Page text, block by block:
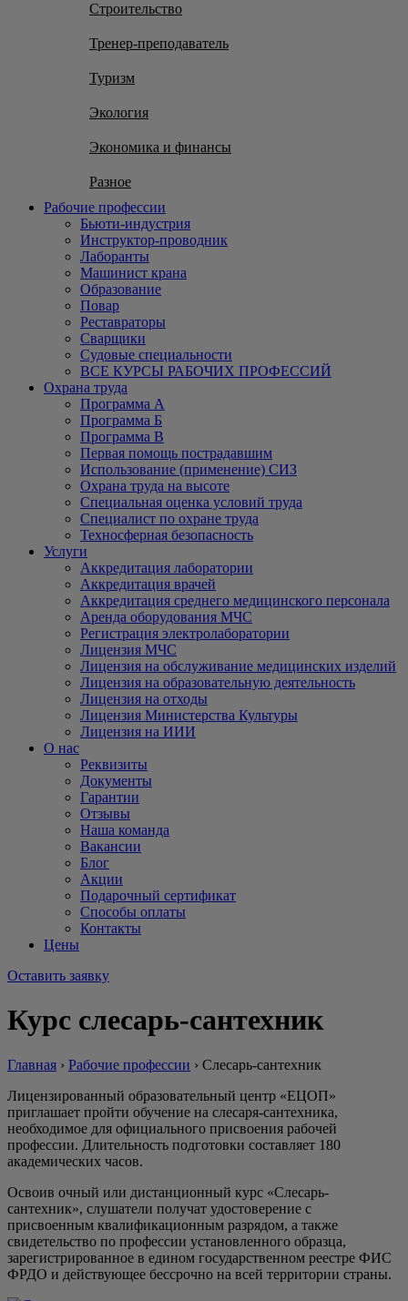
Строительство
Тренер-преподаватель
Туризм
Экология
Экономика и финансы
Разное
Рабочие профессии
Бьюти-индустрия
Инструктор-проводник
Лаборанты
Машинист крана
Образование
Повар
Реставраторы
Сварщики
Судовые специальности
ВСЕ КУРСЫ РАБОЧИХ ПРОФЕССИЙ
Охрана труда
Программа А
Программа Б
Программа В
Первая помощь пострадавшим
Использование (применение) СИЗ
Охрана труда на высоте
Специальная оценка условий труда
Специалист по охране труда
Техносферная безопасность
Услуги
Аккредитация лаборатории
Аккредитация врачей
Аккредитация среднего медицинского персонала
Аренда оборудования МЧС
Регистрация электролаборатории
Лицензия МЧС
Лицензия на обслуживание медицинских изделий
Лицензия на образовательную деятельность
Лицензия на отходы
Лицензия Министерства Культуры
Лицензия на ИИИ
О нас
Реквизиты
Документы
Гарантии
Отзывы
Наша команда
Вакансии
Блог
Акции
Подарочный сертификат
Способы оплаты
Контакты
Цены
Оставить заявку
Курс слесарь-сантехник
Главная › Рабочие профессии › Слесарь-сантехник
Лицензированный образовательный центр «ЕЦОП»
приглашает пройти обучение на слесаря-сантехника,
необходимое для официального присвоения рабочей
профессии. Длительность подготовки составляет 180
академических часов.
Освоив очный или дистанционный курс «Слесарь-
сантехник», слушатели получат удостоверение с
присвоенным квалификационным разрядом, а также
свидетельство по профессии установленного образца,
зарегистрированное в едином государственном реестре ФИС
ФРДО и действующее бессрочно на всей территории страны.